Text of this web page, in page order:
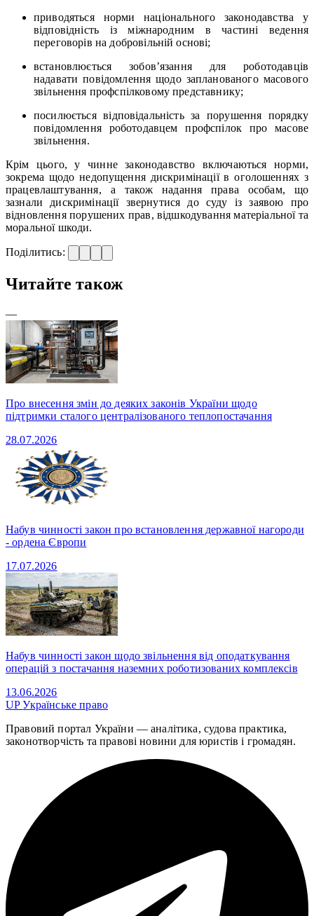
приводяться норми національного законодавства у
відповідність із міжнародним в частині ведення
переговорів на добровільній основі;
встановлюється зобов’язання для роботодавців
надавати повідомлення щодо запланованого масового
звільнення профспілковому представнику;
посилюється відповідальність за порушення порядку
повідомлення роботодавцем профспілок про масове
звільнення.
Крім цього, у чинне законодавство включаються норми,
зокрема щодо недопущення дискримінації в оголошеннях з
працевлаштування, а також надання права особам, що
зазнали дискримінації звернутися до суду із заявою про
відновлення порушених прав, відшкодування матеріальної та
моральної шкоди.
Поділитись:
Читайте також
—
Про внесення змін до деяких законів України щодо
підтримки сталого централізованого теплопостачання
28.07.2026
Набув чинності закон про встановлення державної нагороди
- ордена Європи
17.07.2026
Набув чинності закон щодо звільнення від оподаткування
операцій з постачання наземних роботизованих комплексів
13.06.2026
UPУкраїнське право
Правовий портал України — аналітика, судова практика,
законотворчість та правові новини для юристів і громадян.